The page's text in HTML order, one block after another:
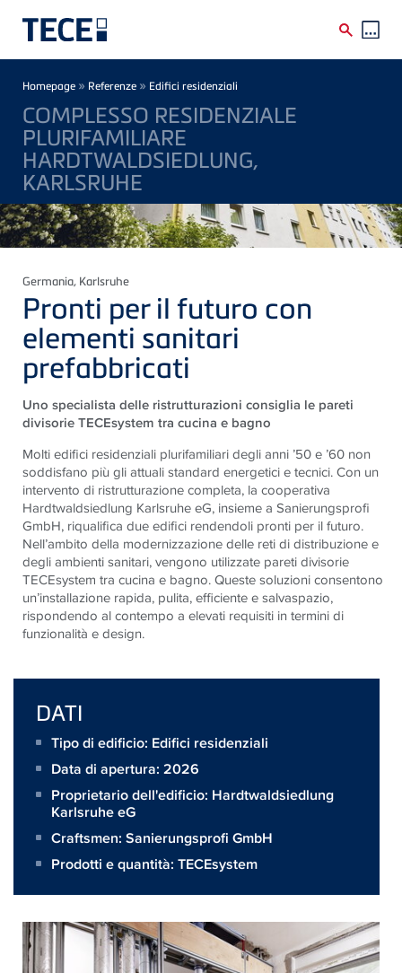
Breadcrumb
Homepage » Referenze » Edifici residenziali
COMPLESSO RESIDENZIALE
PLURIFAMILIARE
HARDTWALDSIEDLUNG,
KARLSRUHE
Germania, Karlsruhe
Pronti per il futuro con
elementi sanitari
prefabbricati
Uno specialista delle ristrutturazioni consiglia le pareti
divisorie TECEsystem tra cucina e bagno
Molti edifici residenziali plurifamiliari degli anni ’50 e ’60 non
soddisfano più gli attuali standard energetici e tecnici. Con un
intervento di ristrutturazione completa, la cooperativa
Hardtwaldsiedlung Karlsruhe eG, insieme a Sanierungsprofi
GmbH, riqualifica due edifici rendendoli pronti per il futuro.
Nell’ambito della modernizzazione delle reti di distribuzione e
degli ambienti sanitari, vengono utilizzate pareti divisorie
TECEsystem tra cucina e bagno. Queste soluzioni consentono
un’installazione rapida, pulita, efficiente e salvaspazio,
rispondendo al contempo a elevati requisiti in termini di
funzionalità e design.
DATI
Tipo di edificio: Edifici residenziali
Data di apertura: 2026
Proprietario dell'edificio: Hardtwaldsiedlung
Karlsruhe eG
Craftsmen: Sanierungsprofi GmbH
Prodotti e quantità: TECEsystem